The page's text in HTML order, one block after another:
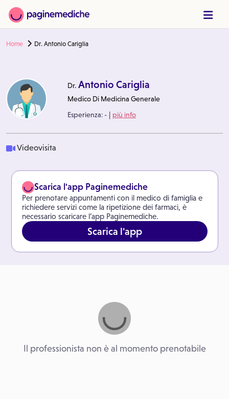
Home Dr. Antonio Cariglia
Dr. Antonio Cariglia
Medico Di Medicina Generale
Esperienza:- | più info
Videovisita
Scarica l'app Paginemediche
Per prenotare appuntamenti con il medico di famiglia e
richiedere servizi come la ripetizione dei farmaci, è
necessario scaricare l’app Paginemediche.
Scarica l'app
Il professionista non è al momento prenotabile